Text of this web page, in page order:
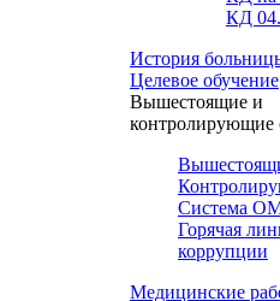
КД
История
Целевое обучение
Вышестоящие и
контролирующие
Система
Горячая
коррупции
Медицинские